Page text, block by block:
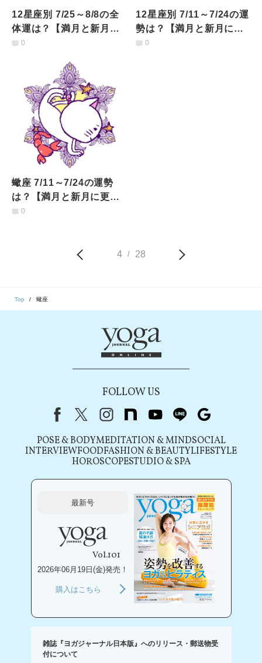
12星座別 7/25～8/8の全
体運は？【満月と新月に
更新！インド占星術】
0
12星座別 7/11～7/24の運
勢は？【満月と新月に更
新！インド占星術】
0
蠍座 7/11～7/24の運勢
は？【満月と新月に更
新！インド占星術】
0
4 / 28
Top 蠍座
FOLLOW US
FacebookX（旧Twitter）
instagram
note youtubeline
POSE & BODYMEDITATION & MINDSOCIAL
INTERVIEWFOODFASHION & BEAUTYLIFESTYLE
HOROSCOPESTUDIO & SPA
最新号
Vol.101
2026年06月19日(金)発売！
購入はこちら
雑誌『ヨガジャーナル日本版』へのリリース・郵送物受
付について